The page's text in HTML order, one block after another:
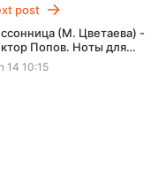
принтере;
post
(М. Цветаева) -
Попов. Ноты для
14 10:15